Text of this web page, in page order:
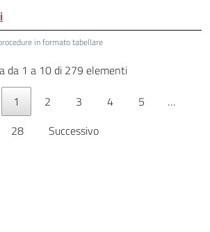
in formato tabellare
da 1 a 10 di 279 elementi
1 2 3 4 5
…
28
Successivo